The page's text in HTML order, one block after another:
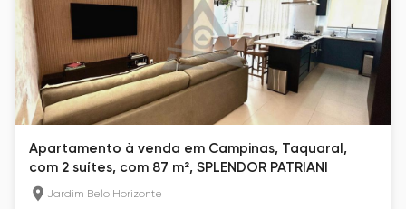
Apartamento à venda em Campinas, Taquaral,
com 2 suítes, com 87 m², SPLENDOR PATRIANI
Jardim Belo Horizonte